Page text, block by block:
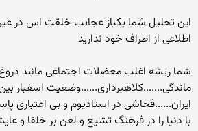
این تحلیل شما یکیاز عجایب خلقت اس در
اطلاعی از اطراف خود ندارید
شما ریشه اغلب معضلات اجتماعی مانند
ماندگی.......کلاهبرداری......وضعیت اسفبار
ایران......فحاشی در استادیوم و بی اعتباری
با دنیا را در فرهنگ تشیع و لعن بر خلفا و